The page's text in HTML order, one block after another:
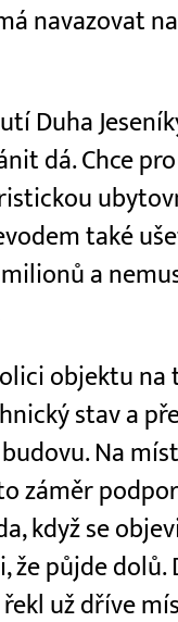
navazovat
Duha
dá. Chce
také
a
objektu
stav a
Na
záměr
když se
že půjde
už dříve